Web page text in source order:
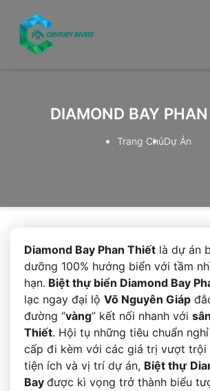
content
DIAMOND BAY
Trang ChủDự Án
Diamond Bay Phan Thiết là dự án
dưỡng 100% hướng biển với tầm
hạn. Biệt thự biển Diamond Bay
lạc ngay đại lộ Võ Nguyên Giáp
đường “vàng” kết nối nhanh với
Thiết. Hội tụ những tiêu chuẩn
cấp đi kèm với các giá trị vượt trội
tiện ích và vị trí dự án, Biệt thự
Bay được kì vọng trở thành biểu